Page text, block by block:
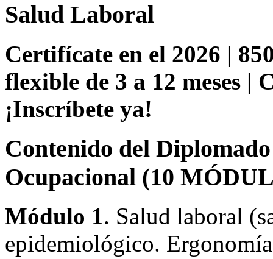
Salud Laboral
Certifícate en el 2026 |
flexible de 3 a 12 meses |
¡Inscríbete ya!
Contenido del
Ocupacional (10
Módulo 1. Salud laboral
epidemiológico.